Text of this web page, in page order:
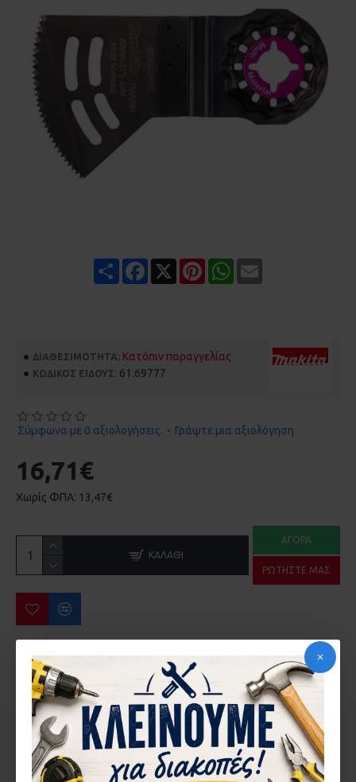
Share Facebook PinterestWhatsApp
ΔΙΑΘΕΣΙΜΌΤΗΤΑ: Κατόπιν παραγγελίας
ΚΩΔΙΚΌΣ ΕΊΔΟΥΣ: 61.69777
Σύμφωνα με 0 αξιολογήσεις. - Γράψτε μια αξιολόγηση
16,71€
Χωρίς ΦΠΑ: 13,47€
ΚΑΛΆΘΙ
ΑΓΟΡΆ
ΡΩΤΉΣΤΕ ΜΑΣ
ΠΕΡΙΣΣΌΤΕΡΑ ΑΠΌ ΤΗΝ ΙΔΙΑ ΜΆΡΚΑ
KΑΡΟΤΙΕΡΑ ΥΓΡΗΣ ΚΟΠΗΣ ΧΩΡΙΣ ΒΑΣΗ ΑΝΑΡΤΗΣΗΣ MAKITA DBM131
898,36€ 184,01€